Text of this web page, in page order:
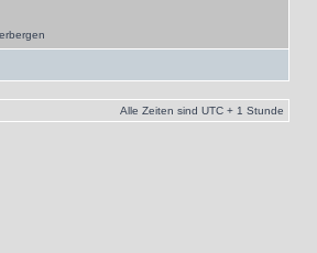
Alle Zeiten sind UTC + 1 Stunde